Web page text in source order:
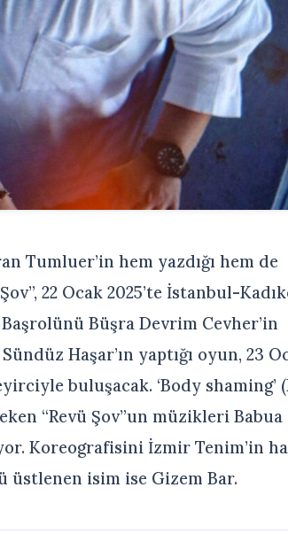
Tumluer’in hem yazdığı hem de
22 Ocak 2025’te İstanbul-
Büşra Devrim Cevher’in
Haşar’ın yaptığı oyun, 23
buluşacak. ‘Body shaming’
“Revü Şov”un müzikleri Babua
Koreografisini İzmir Tenim’in
isim ise Gizem Bar.